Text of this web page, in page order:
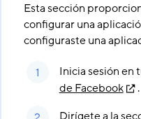
Esta sección
configurar una
configuraste una
Inicia sesión en
de Facebook
.